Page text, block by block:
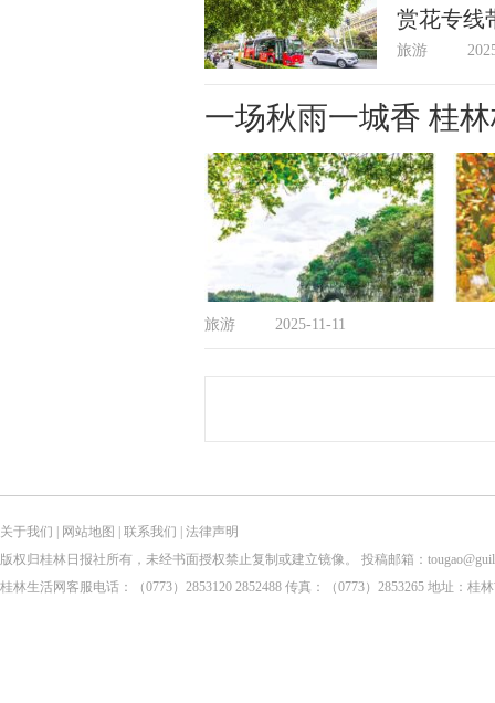
赏花专线
旅游
一场秋雨一城香 桂
旅游 2025-11-11
关于我们 网站地图 联系我们
法律声明
版权归桂林日报社所有，未经书面授权禁止复制或建立镜像。 投稿邮箱：
桂林生活网客服电话：（0773）2853120 2852488 传真：（0773）2853265 地址：